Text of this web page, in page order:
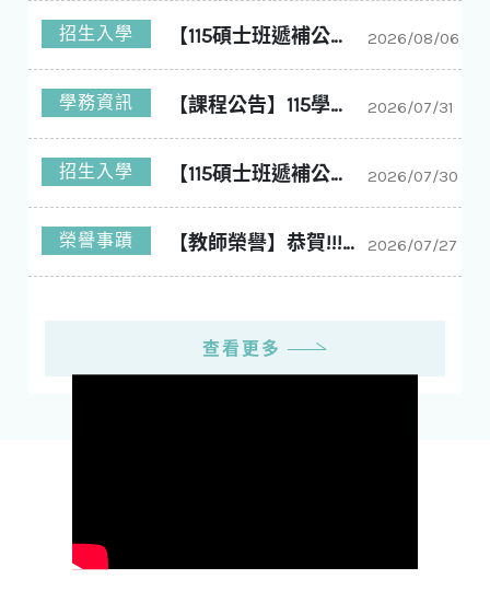
招生入學 【115碩士班遞補公告】國立中興大學化學工程學系碩士班115學年度入學第11梯次遞補公告 2026/08/06
學務資訊 【課程公告】115學年度1學期 大課表 2026/07/31
招生入學 【115碩士班遞補公告】國立中興大學化學工程學系碩士班115學年度入學第10梯次遞補公告 2026/07/30
榮譽事蹟 【教師榮譽】恭賀!!!林玠廷老師 榮獲工學院114學年度優良導師!!! 2026/07/27
查看更多